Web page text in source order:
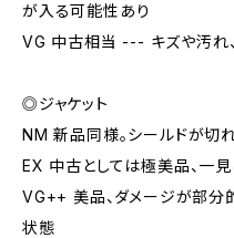
が入る可能性あり
VG 中古相当 --- キズや汚れ
◎ジャケット
NM 新品同様。シールドが切
EX 中古としては極美品、一
VG++ 美品、ダメージが部分
状態